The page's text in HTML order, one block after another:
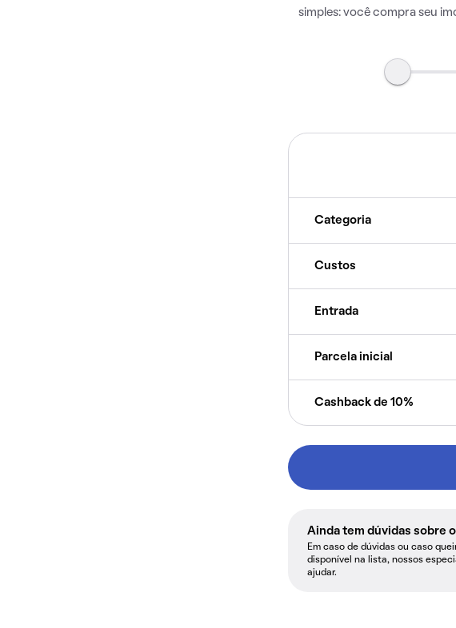
simples: você compra seu
Categoria
Custos
Entrada
Parcela inicial
Cashback de 10%
Ainda tem dúvidas sobre
Em caso de dúvidas ou caso
disponível na lista, nossos
ajudar.